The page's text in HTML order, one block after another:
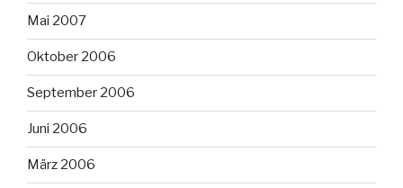
Mai 2007
Oktober 2006
September 2006
Juni 2006
März 2006